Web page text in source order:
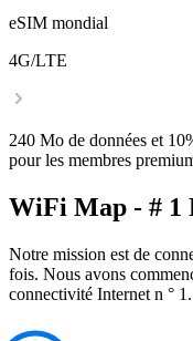
eSIM mondial
4G/LTE
240 Mo de données et
pour les membres
WiFi Map - # 1
Notre mission est de
fois. Nous avons
connectivité Internet n ° 1.